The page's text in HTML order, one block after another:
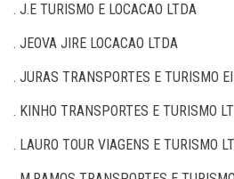
. J.E TURISMO E LOCACAO LTDA
. JEOVA JIRE LOCACAO LTDA
. JURAS TRANSPORTES E TURISMO
. KINHO TRANSPORTES E TURISMO
. LAURO TOUR VIAGENS E TURISMO